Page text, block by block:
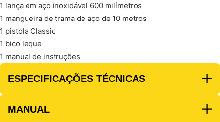
1 lança em aço inoxidável 600 milímetros
1 mangueira de trama de aço de 10 metros
1 pistola Classic
1 bico leque
1 manual de instruções
ESPECIFICAÇÕES TÉCNICAS
MANUAL